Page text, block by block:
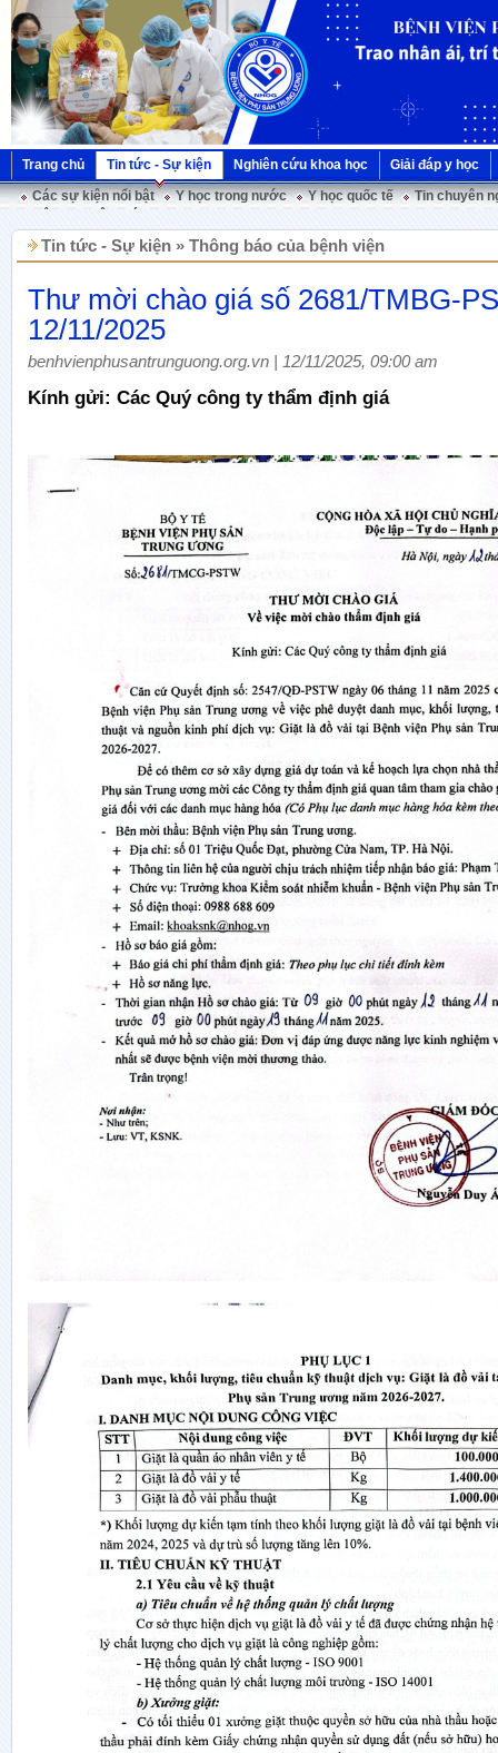
Trang chủ Tin tức - Sự kiện Nghiên cứu khoa học
Giải đáp y học
Các sự kiện nổi bật
Y học trong nước Y học quốc tế
Tin chuyên
Tin tức - Sự kiện » Thông báo của bệnh viện
Thư mời chào giá số 2681/TMBG-
12/11/2025
benhvienphusantrunguong.org.vn | 12/11/2025, 09:00 am
Kính gửi: Các Quý công ty thẩm định giá